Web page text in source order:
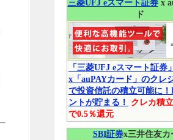
三菱UFJ eスマート証券x
ド
「三菱UFJ eスマート証券」
x「auPAYカード」のクレ
で投資信託の積立可能に！
ントが貯まる！
クレカ積
で0.5％還元
SBI証券x三井住友カ